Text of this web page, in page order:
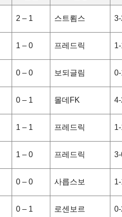
2 – 1 스트룀스
1 – 0 프레드릭
0 – 0 보되글림
0 – 1 몰데FK
1 – 1 프레드릭
1 – 0 프레드릭
0 – 0 사릅스보
0 – 1 로센보르